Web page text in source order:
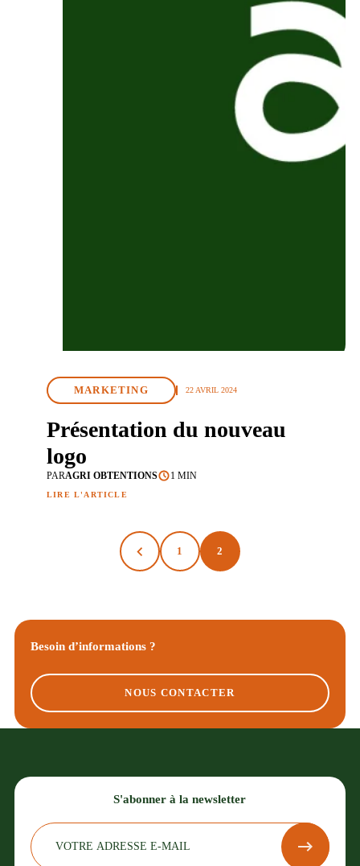
MARKETING 22 AVRIL 2024
Présentation du nouveau
logo
PARAGRI OBTENTIONS 1 MIN
LIRE L'ARTICLE
1 2
Besoin d’informations ?
NOUS CONTACTER
S'abonner à la newsletter